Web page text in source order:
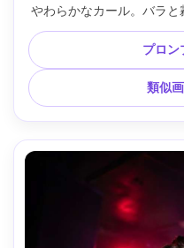
やわらかなカール。バラと
佇む。ブルーアワーの環
な補助光。Nikon Z6II、
の高さ、哀愁漂うロマン
アルな花びら、高解像度
レ
プロン
類似